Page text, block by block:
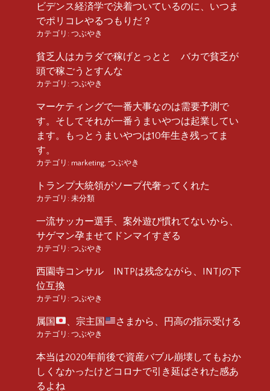
ビデンス経済学で決着ついているのに、いつま
でポリコレやるつもりだ？
カテゴリ: つぶやき
貧乏人はカラダで稼げとっとと バカで貧乏が
頭で稼ごうとすんな
カテゴリ: つぶやき
マーケティングで一番大事なのは需要予測で
す。そしてそれが一番うまいやつは起業してい
ます。もっとうまいやつは10年生き残ってま
す。
カテゴリ: marketing つぶやき
トランプ大統領がソープ代奢ってくれた
カテゴリ: 未分類
一流サッカー選手、案外遊び慣れてないから、
サゲマン孕ませてドンマイすぎる
カテゴリ: つぶやき
西園寺コンサル INTPは残念ながら、INTJの下
位互換
カテゴリ: つぶやき
属国 、宗主国 さまから、円高の指示受ける
カテゴリ: つぶやき
本当は2020年前後で資産バブル崩壊してもおか
しくなかったけどコロナで引き延ばされた感あ
るよね